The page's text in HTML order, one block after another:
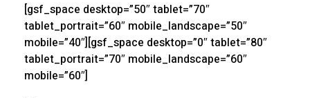
[gsf_space desktop=”50″ tablet=”70″
tablet_portrait=”60″ mobile_landscape=”50″
mobile=”40″][gsf_space desktop=”0″ tablet=”80″
tablet_portrait=”70″ mobile_landscape=”60″
mobile=”60″]